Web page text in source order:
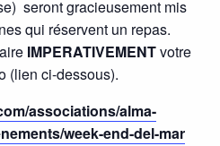
seront gracieusement mis
qui réservent un repas.
IMPERATIVEMENTvotre
(lien ci-dessous).
associations/alma-
week-end-del-mar